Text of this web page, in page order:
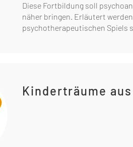
Diese Fortbildung soll
näher bringen. Erläutert
psychotherapeutischen Spiels
Kinderträume